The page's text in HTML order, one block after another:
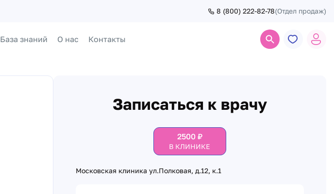
8 (800) 222-82-78(Отдел продаж)
База знаний О нас Контакты
Записаться к врачу
2500₽
В КЛИНИКЕ
Московская клиника ул.Полковая, д.12, к.1